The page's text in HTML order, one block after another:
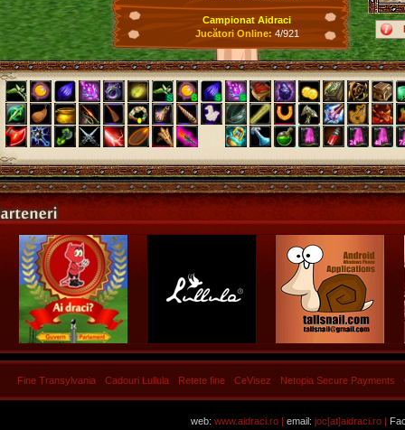
Campionat Aidraci
Jucători Online: 4/921
Fine Transylvania Cadouri Lullula Retete fine CeVisez Netopia Secure Payments
web: www.aidraci.ro | email: joc[at]aidraci.ro |